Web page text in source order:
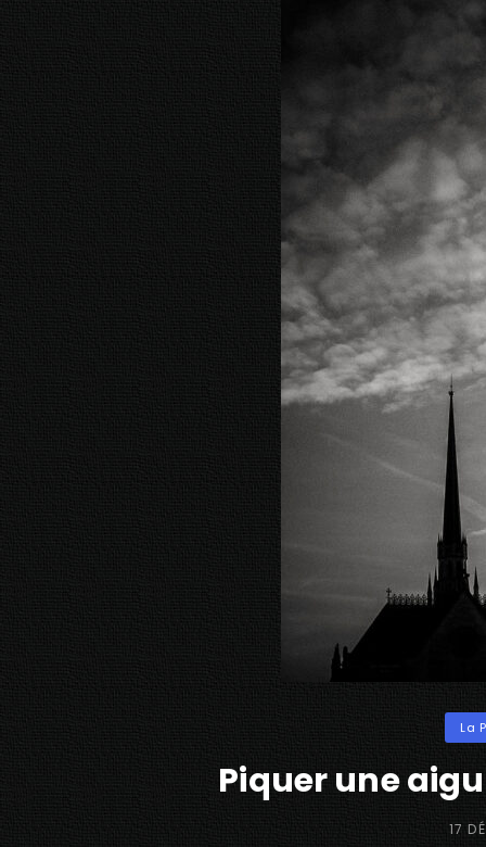
La
Piquer une
17